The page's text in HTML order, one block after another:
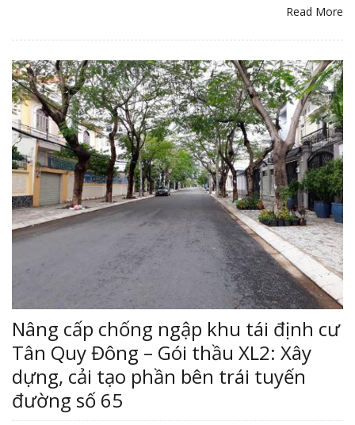
Read More
Nâng cấp chống ngập khu tái định cư
Tân Quy Đông – Gói thầu XL2: Xây
dựng, cải tạo phần bên trái tuyến
đường số 65